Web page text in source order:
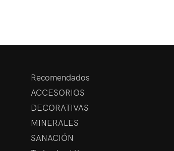
Recomendados
ACCESORIOS
DECORATIVAS
MINERALES
SANACIÓN